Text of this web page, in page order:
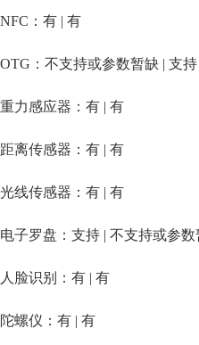
NFC：有 | 有
OTG：不支持或参数暂缺 | 支持
重力感应器：有 | 有
距离传感器：有 | 有
光线传感器：有 | 有
电子罗盘：支持 | 不支持或参数
人脸识别：有 | 有
陀螺仪：有 | 有